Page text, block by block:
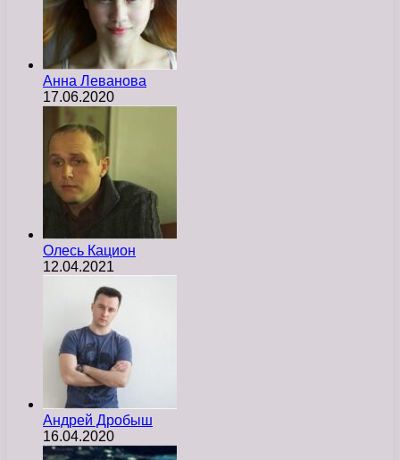
Анна Леванова
17.06.2020
Олесь Кацион
12.04.2021
Андрей Дробыш
16.04.2020